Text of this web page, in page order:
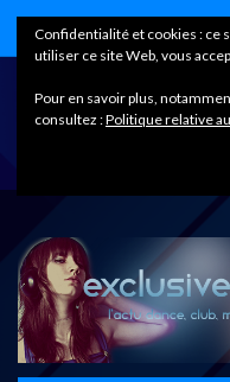
Confidentialité et cookies : ce
utiliser ce site Web, vous
Pour en savoir plus,
consultez :Politique relative